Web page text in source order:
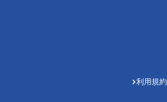
利用規約